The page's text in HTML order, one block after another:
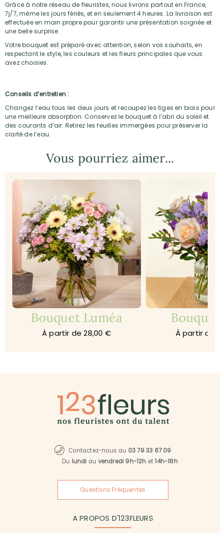
Grâce à notre réseau de fleuristes, nous livrons partout en France,
7j/7, même les jours fériés, et en seulement 4 heures. La livraison est
effectuée en main propre pour garantir une présentation soignée et
une belle surprise.
Votre bouquet est préparé avec attention, selon vos souhaits, en
respectant le style, les couleurs et les fleurs principales que vous
avez choisies.
Conseils d’entretien :
Changez l’eau tous les deux jours et recoupez les tiges en biais pour
une meilleure absorption. Conservez le bouquet à l’abri du soleil et
des courants d’air. Retirez les feuilles immergées pour préserver la
clarté de l’eau.
Vous pourriez aimer...
Bouquet Luméa
À partir de 28,00 € À partir de
Contactez-nous au 03 79 33 67 09
Du lundi au vendredi 9h-12h et14h-18h
Questions Fréquentes
A PROPOS D'123FLEURS